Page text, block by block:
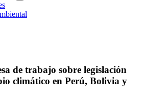
de trabajo sobre legislación
climático en Perú, Bolivia y